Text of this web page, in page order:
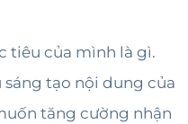
tiêu của mình là gì.
tạo nội dung của
tăng cường nhận